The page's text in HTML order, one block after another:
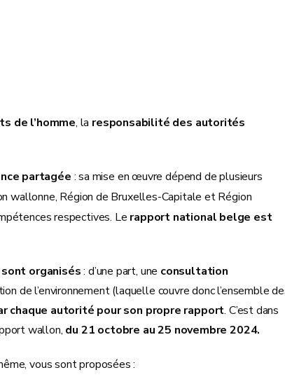
de l’homme, la responsabilité des autorités
partagée : sa mise en œuvre dépend de plusieurs
wallonne, Région de Bruxelles-Capitale et Région
respectives. Le rapport national belge est
organisés: d’une part, une consultation
de l’environnement (laquelle couvre donc l’ensemble
chaque autorité pour son propre rapport. C’est dans
wallon, du 21 octobre au 25 novembre 2024.
vous sont proposées :